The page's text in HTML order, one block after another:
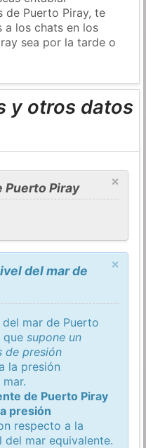
de Puerto Piray, te
a los chats en los
sea por la tarde o
y otros datos
×
Puerto Piray
×
del mar de
mar de Puerto
quesupone un
de presión
la presión
de Puerto Piray
presión
respecto a la
mar equivalente.